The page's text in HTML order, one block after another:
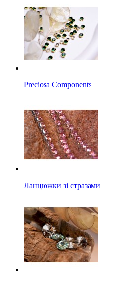
Preciosa Components
Ланцюжки зі стразами